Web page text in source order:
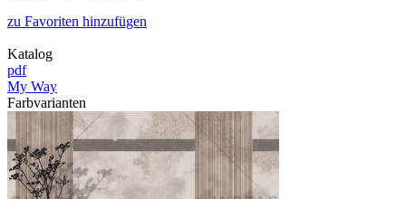
zu Favoriten hinzufügen
Katalog
pdf
My Way
Farbvarianten